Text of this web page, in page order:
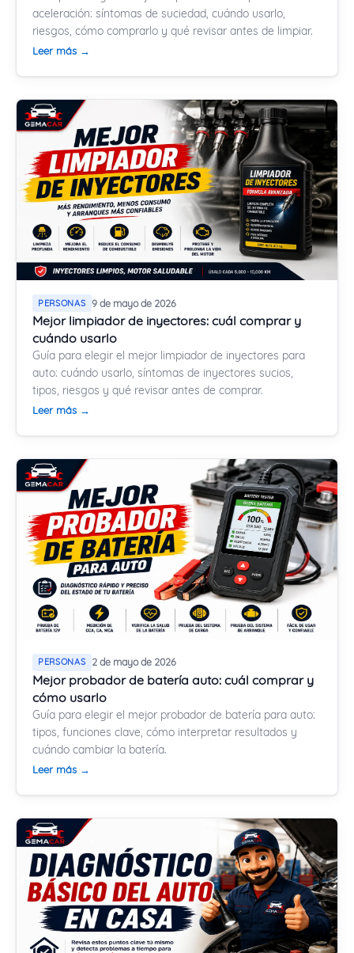
aceleración: síntomas de suciedad, cuándo usarlo,
riesgos, cómo comprarlo y qué revisar antes de limpiar.
Leer más →
PERSONAS 9 de mayo de 2026
Mejor limpiador de inyectores: cuál comprar y
cuándo usarlo
Guía para elegir el mejor limpiador de inyectores para
auto: cuándo usarlo, síntomas de inyectores sucios,
tipos, riesgos y qué revisar antes de comprar.
Leer más →
PERSONAS 2 de mayo de 2026
Mejor probador de batería auto: cuál comprar y
cómo usarlo
Guía para elegir el mejor probador de batería para auto:
tipos, funciones clave, cómo interpretar resultados y
cuándo cambiar la batería.
Leer más →